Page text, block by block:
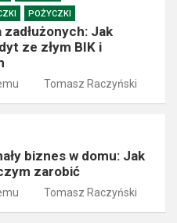
POŻYCZKI
Jak
ze złym BIK i
Tomasz Raczyński
biznes w domu: Jak
zarobić
Tomasz Raczyński